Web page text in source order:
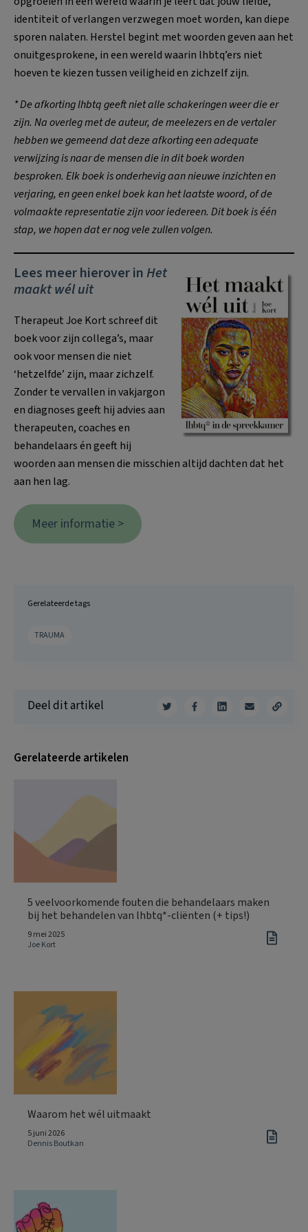
identiteit of verlangen verzwegen moet worden, kan diepe
sporen nalaten. Herstel begint met woorden geven aan het
onuitgesprokene, in een wereld waarin lhbtq’ers niet
hoeven te kiezen tussen veiligheid en zichzelf zijn.
* De afkorting lhbtq geeft niet alle schakeringen weer die er
zijn. Na overleg met de auteur, de meelezers en de vertaler
hebben we gemeend dat deze afkorting een adequate
verwijzing is naar de mensen die in dit boek worden
besproken. Elk boek is onderhevig aan nieuwe inzichten en
verjaring, en geen enkel boek kan het laatste woord, of de
volmaakte representatie zijn voor iedereen. Dit boek is één
stap, we hopen dat er nog vele zullen volgen.
Lees meer hierover inHet
maakt wél uit
Therapeut Joe Kort schreef dit
boek voor zijn collega’s, maar
ook voor mensen die niet
‘hetzelfde’ zijn, maar zichzelf.
Zonder te vervallen in vakjargon
en diagnoses geeft hij advies aan
therapeuten, coaches en
behandelaars én geeft hij
woorden aan mensen die misschien altijd dachten dat het
aan hen lag.
Meer informatie >
Gerelateerde tags
TRAUMA
Deel dit artikel
Gerelateerde artikelen
5 veelvoorkomende fouten die behandelaars maken
bij het behandelen van lhbtq*-cliënten (+ tips!)
9 mei 2025
Joe Kort
Waarom het wél uitmaakt
5 juni 2026
Dennis Boutkan